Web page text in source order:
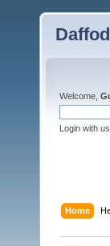
Welcome,
Login with
Home